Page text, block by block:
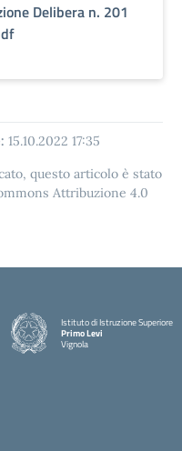
Delibera n. 201
15.10.2022 17:35
questo articolo è stato
Attribuzione 4.0
Istituto di Istruzione Superiore
Primo Levi
Vignola